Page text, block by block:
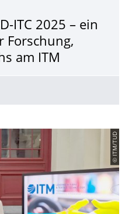
ITC 2025 – ein
Forschung,
am ITM
© ITM/TUD